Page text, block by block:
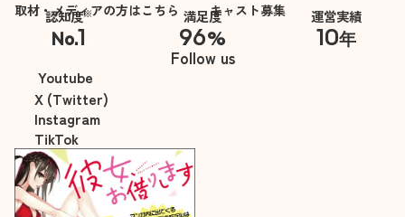
取材・メディアの方はこちら
キャスト募集
認知度※
No.1
※自社調べ
満足度
96%
運営実績
10年
Follow us
Youtube
X (Twitter)
Instagram
TikTok